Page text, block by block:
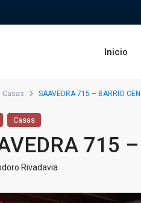
Inicio
Casas SAAVEDRA 715 – BARRIO
Casas
715
Rivadavia